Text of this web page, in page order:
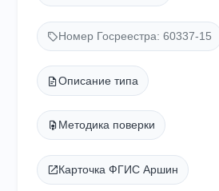
Номер Госреестра: 60337-15
Описание типа
Методика поверки
Карточка ФГИС Аршин